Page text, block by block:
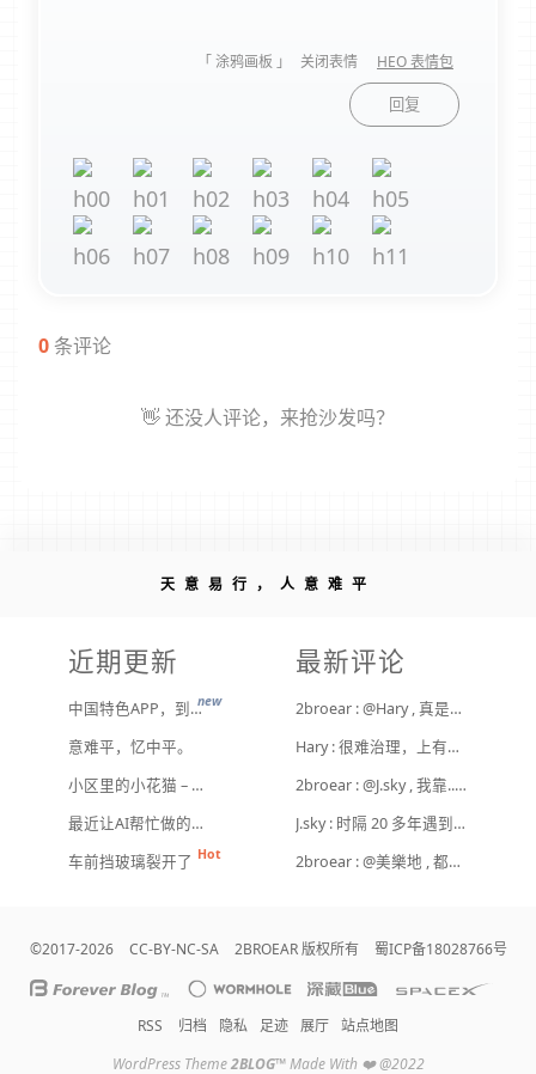
「 涂鸦画板 」 关闭表情 HEO 表情包
回复
0条评论
👋 还没人评论，来抢沙发吗？
天意易行，人意难平
近期更新
中国特色APP，到底谁来治？new
意难平，忆中平。
小区里的小花猫 – 日常记事（二百二十）
最近让AI帮忙做的一些事
车前挡玻璃裂开了
最新评论
2broear : @Hary , 真是给他们惯坏了！ [ Emoji Image ]
Hary : 很难治理，上有政策下有对策，真整治了也是消停一阵，还是得告诉他们要注意一点
2broear : @J.sky , 我靠.. 心情复杂 [ Emoji Image ]
J.sky : 时隔 20 多年遇到前任，你猜会是什么感觉？前几天和老婆去超市，巧不巧老婆去看其他商品了，就这么两分钟的功夫，我和前任迎面相遇，我看了一眼她，她也看到我了，谁都没说话，我感觉她恐慌的逃走了。我们擦肩而过，按道理这个年龄本不应该两个人单独在超市相遇，除非单身。所以，我猜她离婚了？搞不好她可能以为我也离婚了？哈哈哈
2broear : @美樂地 , 都是利益驱使，盈利手段不行
©2017-2026 CC-BY-NC-SA 2BROEAR 版权所有 蜀ICP备18028766号
RSS 归档 隐私 足迹 展厅 站点地图
WordPress Theme2BLOG™Made With ❤️ @2022